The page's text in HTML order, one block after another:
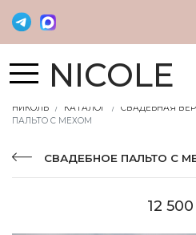
NICOLE
НИКОЛЬ КАТАЛОГ СВАДЕБНАЯ
ПАЛЬТО С МЕХОМ
СВАДЕБНОЕ ПАЛЬТО С
12